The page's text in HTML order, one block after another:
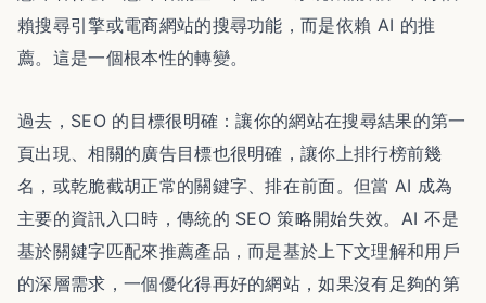
賴搜尋引擎或電商網站的搜尋功能，而是依賴 AI 的推
薦。這是一個根本性的轉變。
過去，SEO 的目標很明確：讓你的網站在搜尋結果的第一
頁出現、相關的廣告目標也很明確，讓你上排行榜前幾
名，或乾脆截胡正常的關鍵字、排在前面。但當 AI 成為
主要的資訊入口時，傳統的 SEO 策略開始失效。AI 不是
基於關鍵字匹配來推薦產品，而是基於上下文理解和用戶
的深層需求，一個優化得再好的網站，如果沒有足夠的第